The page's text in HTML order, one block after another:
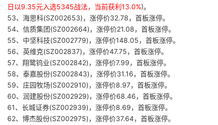
日以9.35元入选5345战法，当前获利13.0%)。
53、海思科(SZ002653)，涨停价32.78，首板涨停。
54、信质集团(SZ002664)，涨停价21.08，首板涨停。
55、中坚科技(SZ002779)，涨停价148.05，首板涨停。
56、英维克(SZ002837)，涨停价47.75，首板涨停。
57、翔鹭钨业(SZ002842)，涨停价7.99，首板涨停。
58、泰嘉股份(SZ002843)，涨停价31.16，首板涨停。
59、庄园牧场(SZ002910)，涨停价8.97，首板涨停。
60、润建股份(SZ002929)，涨停价68.46，首板涨停。
61、长城证券(SZ002939)，涨停价8.69，首板涨停。
62、博杰股份(SZ002975)，涨停价37.64，首板涨停。